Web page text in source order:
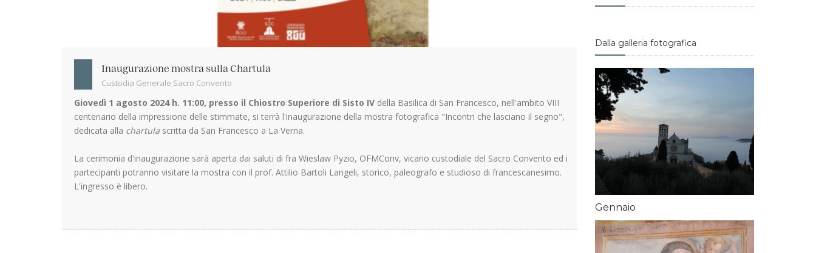
Inaugurazione mostra sulla Chartula
Custodia Generale Sacro Convento
Giovedì 1 agosto 2024 h. 11:00, presso il Chiostro Superiore di Sisto IV della Basilica di San Francesco, nell'ambito VIII
centenario della impressione delle stimmate, si terrà l'inaugurazione della mostra fotografica "Incontri che lasciano il segno",
dedicata alla chartula scritta da San Francesco a La Verna.
La cerimonia d'inaugurazione sarà aperta dai saluti di fra Wieslaw Pyzio, OFMConv, vicario custodiale del Sacro Convento ed i
partecipanti potranno visitare la mostra con il prof. Attilio Bartoli Langeli, storico, paleografo e studioso di francescanesimo.
L'ingresso è libero.
Dalla galleria fotografica
Gennaio